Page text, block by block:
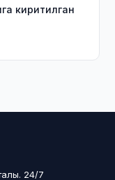
киритилган
24/7